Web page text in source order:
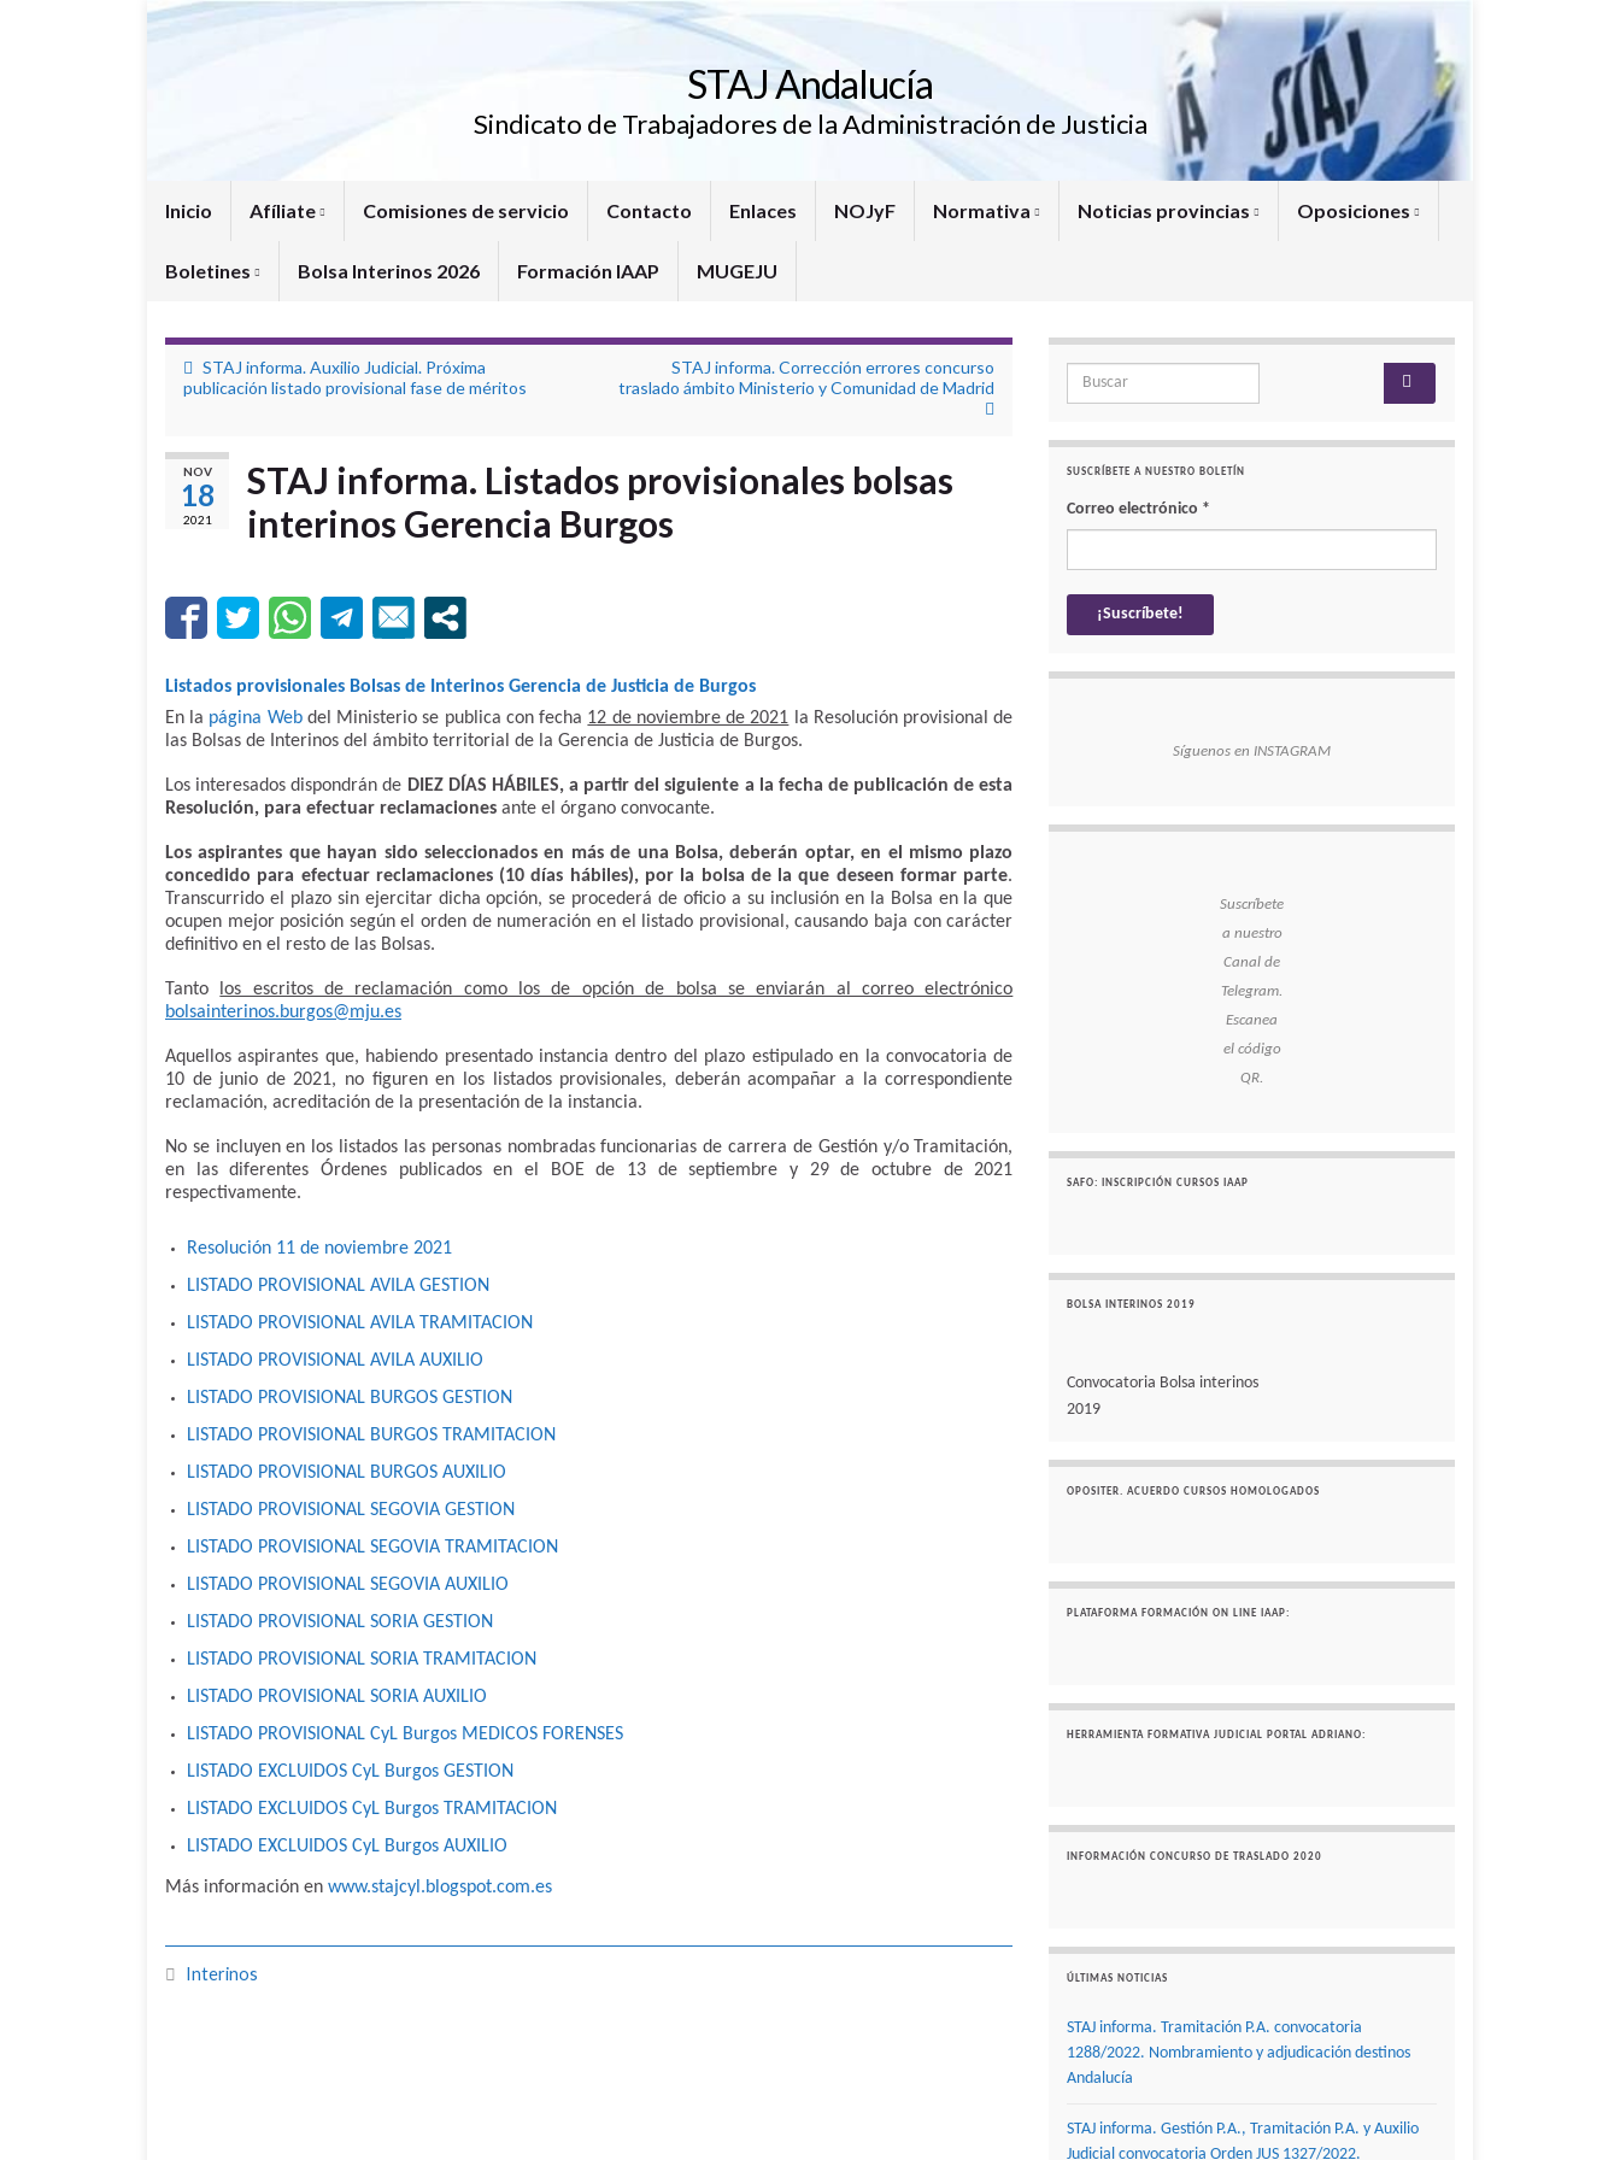
STAJ Andalucía
Sindicato de Trabajadores de la Administración de Justicia
Inicio Afíliate Comisiones de servicio Contacto Enlaces NOJyF Normativa Noticias provincias Oposiciones
Boletines Bolsa Interinos 2026 Formación IAAP MUGEJU
STAJ informa. Auxilio Judicial. Próxima
publicación listado provisional fase de méritos
STAJ informa. Corrección errores concurso
traslado ámbito Ministerio y Comunidad de Madrid
NOV
18
2021
STAJ informa. Listados provisionales bolsas
interinos Gerencia Burgos
Listados provisionales Bolsas de Interinos Gerencia de Justicia de Burgos
En la página Webdel Ministerio se publica con fecha 12 de noviembre de 2021 la Resolución provisional de
las Bolsas de Interinos del ámbito territorial de la Gerencia de Justicia de Burgos.
Los interesados dispondrán de DIEZ DÍAS HÁBILES, a partir del siguiente a la fecha de publicación de esta
Resolución, para efectuar reclamaciones ante el órgano convocante.
Los aspirantes que hayan sido seleccionados en más de una Bolsa, deberán optar, en el mismo plazo
concedido para efectuar reclamaciones (10 días hábiles), por la bolsa de la que deseen formar parte.
Transcurrido el plazo sin ejercitar dicha opción, se procederá de oficio a su inclusión en la Bolsa en la que
ocupen mejor posición según el orden de numeración en el listado provisional, causando baja con carácter
definitivo en el resto de las Bolsas.
Tanto
los escritos de reclamación como los de opción de bolsa se enviarán al correo electrónico
bolsainterinos.burgos@mju.es
Aquellos aspirantes que, habiendo presentado instancia dentro del plazo estipulado en la convocatoria de
10 de junio de 2021, no figuren en los listados provisionales, deberán acompañar a la correspondiente
reclamación, acreditación de la presentación de la instancia.
No se incluyen en los listados las personas nombradas funcionarias de carrera de Gestión y/o Tramitación,
en las diferentes Órdenes publicados en el BOE de 13 de septiembre y 29 de octubre de 2021
respectivamente.
Resolución 11 de noviembre 2021
LISTADO PROVISIONAL AVILA GESTION
LISTADO PROVISIONAL AVILA TRAMITACION
LISTADO PROVISIONAL AVILA AUXILIO
LISTADO PROVISIONAL BURGOS GESTION
LISTADO PROVISIONAL BURGOS TRAMITACION
LISTADO PROVISIONAL BURGOS AUXILIO
LISTADO PROVISIONAL SEGOVIA GESTION
LISTADO PROVISIONAL SEGOVIA TRAMITACION
LISTADO PROVISIONAL SEGOVIA AUXILIO
LISTADO PROVISIONAL SORIA GESTION
LISTADO PROVISIONAL SORIA TRAMITACION
LISTADO PROVISIONAL SORIA AUXILIO
LISTADO PROVISIONAL CyL Burgos MEDICOS FORENSES
LISTADO EXCLUIDOS CyL Burgos GESTION
LISTADO EXCLUIDOS CyL Burgos TRAMITACION
LISTADO EXCLUIDOS CyL Burgos AUXILIO
Más información en www.stajcyl.blogspot.com.es
Interinos
Search for:
SUSCRÍBETE A NUESTRO BOLETÍN
Correo electrónico *
Síguenos en INSTAGRAM
Suscríbete
a nuestro
Canal de
Telegram.
Escanea
el código
QR.
SAFO: INSCRIPCIÓN CURSOS IAAP
BOLSA INTERINOS 2019
Convocatoria Bolsa interinos
2019
OPOSITER. ACUERDO CURSOS HOMOLOGADOS
PLATAFORMA FORMACIÓN ON LINE IAAP:
HERRAMIENTA FORMATIVA JUDICIAL PORTAL ADRIANO:
INFORMACIÓN CONCURSO DE TRASLADO 2020
ÚLTIMAS NOTICIAS
STAJ informa. Tramitación P.A. convocatoria
1288/2022. Nombramiento y adjudicación destinos
Andalucía
STAJ informa. Gestión P.A., Tramitación P.A. y Auxilio
Judicial convocatoria Orden JUS 1327/2022.